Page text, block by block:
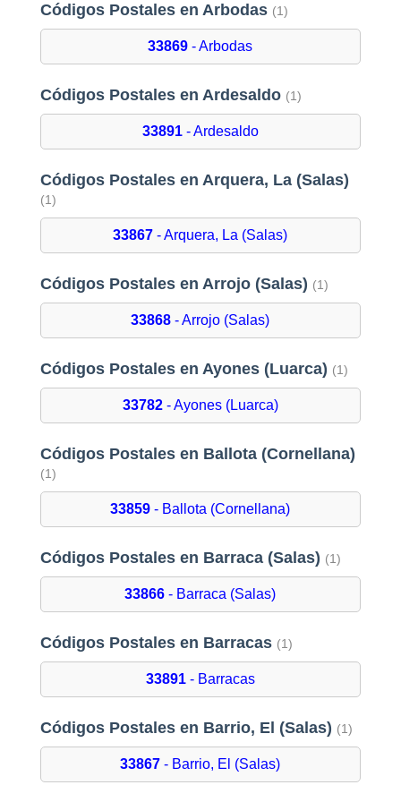
Códigos Postales en Arbodas (1)
33869 - Arbodas
Códigos Postales en Ardesaldo (1)
33891- Ardesaldo
Códigos Postales en Arquera, La (Salas)
(1)
33867 - Arquera, La (Salas)
Códigos Postales en Arrojo (Salas) (1)
33868 - Arrojo (Salas)
Códigos Postales en Ayones (Luarca) (1)
33782- Ayones (Luarca)
Códigos Postales en Ballota (Cornellana)
(1)
33859 - Ballota (Cornellana)
Códigos Postales en Barraca (Salas) (1)
33866 - Barraca (Salas)
Códigos Postales en Barracas (1)
33891- Barracas
Códigos Postales en Barrio, El (Salas) (1)
33867 - Barrio, El (Salas)